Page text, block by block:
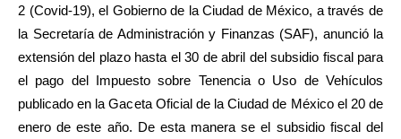
2 (Covid-19), el Gobierno de la Ciudad de México, a través de
la Secretaría de Administración y Finanzas (SAF), anunció la
extensión del plazo hasta el 30 de abril del subsidio fiscal para
el pago del Impuesto sobre Tenencia o Uso de Vehículos
publicado en la Gaceta Oficial de la Ciudad de México el 20 de
enero de este año. De esta manera se el subsidio fiscal del